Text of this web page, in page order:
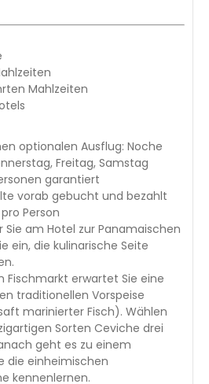
Mahlzeiten
optionalen Ausflug: Noche
Freitag, Samstag
garantiert
vorab gebucht und bezahlt
Person
Sie am Hotel zur Panamaischen
ein, die kulinarische Seite
Fischmarkt erwartet Sie eine
traditionellen Vorspeise
marinierter Fisch). Wählen
Sorten Ceviche drei
geht es zu einem
die einheimischen
kennenlernen.